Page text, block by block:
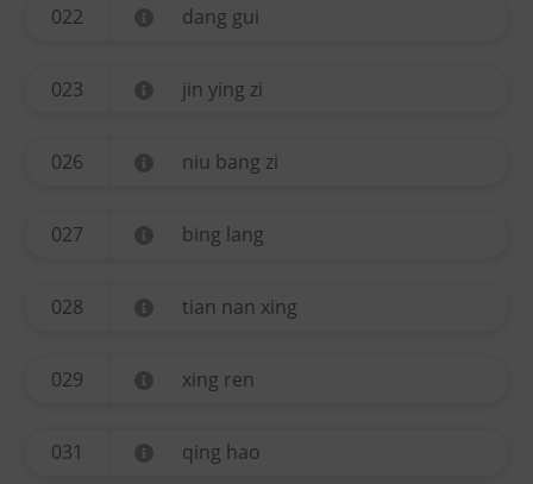
022 dang gui
023 jin ying zi
026 niu bang zi
027 bing lang
028 tian nan xing
029 xing ren
031 qing hao